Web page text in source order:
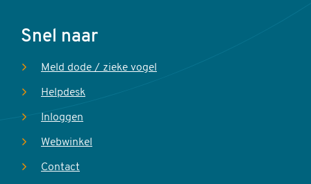
Voet
Snel naar
Meld dode / zieke vogel
Helpdesk
Inloggen
Webwinkel
Contact